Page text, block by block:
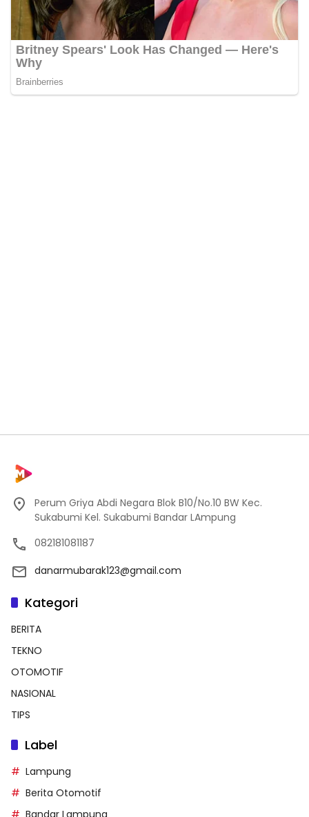
Perum Griya Abdi Negara Blok B10/No.10 BW Kec.
Sukabumi Kel. Sukabumi Bandar LAmpung
082181081187
danarmubarak123@gmail.com
Kategori
BERITA
TEKNO
OTOMOTIF
NASIONAL
TIPS
Label
Lampung
Berita Otomotif
Bandar Lampung